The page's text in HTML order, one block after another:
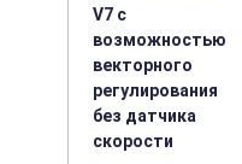
V7 с
возможностью
векторного
регулирования
без датчика
скорости